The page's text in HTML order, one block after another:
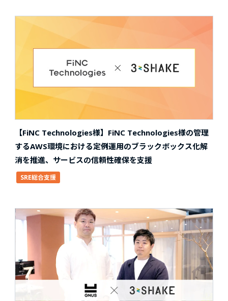
【FiNC Technologies様】FiNC Technologies様の管理
するAWS環境における定例運用のブラックボックス化解
消を推進、サービスの信頼性確保を支援
SRE総合支援